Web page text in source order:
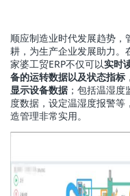
顺应制造业时代发展趋势，
耕，为生产企业发展助力。
家婆工贸ERP不仅可以实时
备的运转数据以及状态指标
显示设备数据；包括温湿度
度数据，设定温湿度报警等
造管理非常实用。